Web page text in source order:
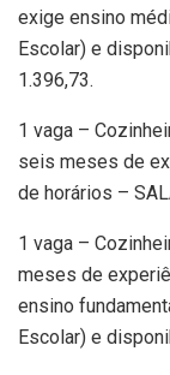
exige ensino
Escolar) e
1.396,73.
1 vaga –
seis meses de
de horários –
1 vaga –
meses de
ensino
Escolar) e